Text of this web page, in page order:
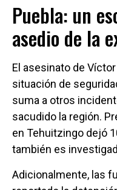
Puebla: un
asedio de la
El asesinato de
situación de
suma a otros
sacudido la región.
en Tehuitzingo dejó
también es
Adicionalmente, las